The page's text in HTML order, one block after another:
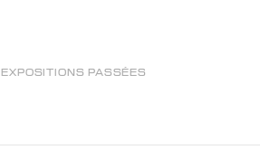
EXPOSITIONS PASSÉES